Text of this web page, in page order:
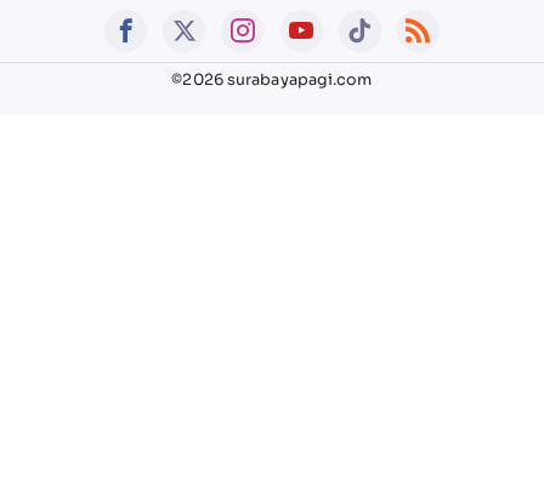
©2026 surabayapagi.com